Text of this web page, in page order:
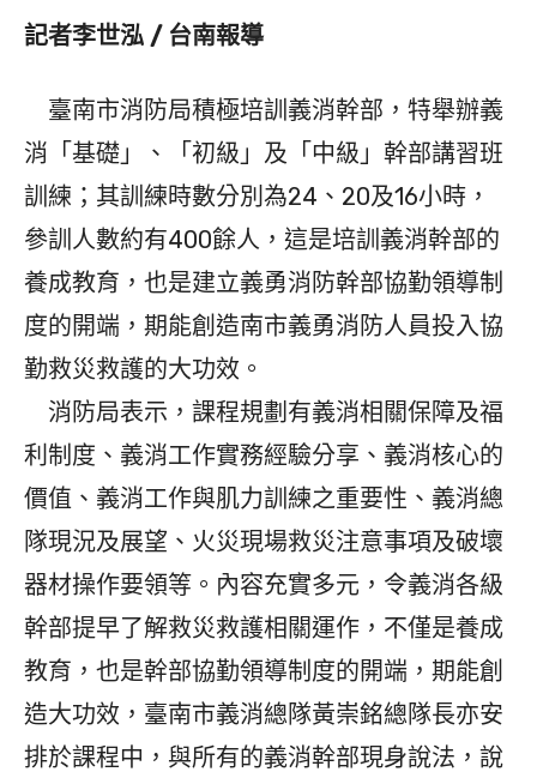
記者李世泓 / 台南報導
臺南市消防局積極培訓義消幹部，特舉辦義
消「基礎」、「初級」及「中級」幹部講習班
訓練；其訓練時數分別為24、20及16小時，
參訓人數約有400餘人，這是培訓義消幹部的
養成教育，也是建立義勇消防幹部協勤領導制
度的開端，期能創造南市義勇消防人員投入協
勤救災救護的大功效。
消防局表示，課程規劃有義消相關保障及福
利制度、義消工作實務經驗分享、義消核心的
價值、義消工作與肌力訓練之重要性、義消總
隊現況及展望、火災現場救災注意事項及破壞
器材操作要領等。內容充實多元，令義消各級
幹部提早了解救災救護相關運作，不僅是養成
教育，也是幹部協勤領導制度的開端，期能創
造大功效，臺南市義消總隊黃崇銘總隊長亦安
排於課程中，與所有的義消幹部現身說法，說